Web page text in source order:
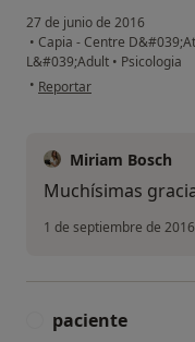
27 de junio de 2016
• Capia - Centre
L&#039;Adult • Psicologia
• en opinión del usuario
Reportar
Miriam Bosch
Muchísimas
1 de septiembre de 2016
paciente